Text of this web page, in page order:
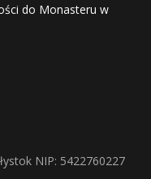
do Monasteru w
NIP: 5422760227